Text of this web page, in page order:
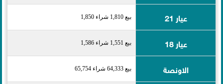
عيار 21 بيع 1,810 شراء 1,850
عيار 18 بيع 1,551 شراء 1,586
الاونصة بيع 64,333 شراء 65,754